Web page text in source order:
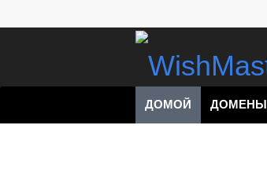
ДОМОЙ ДОМЕНЫ